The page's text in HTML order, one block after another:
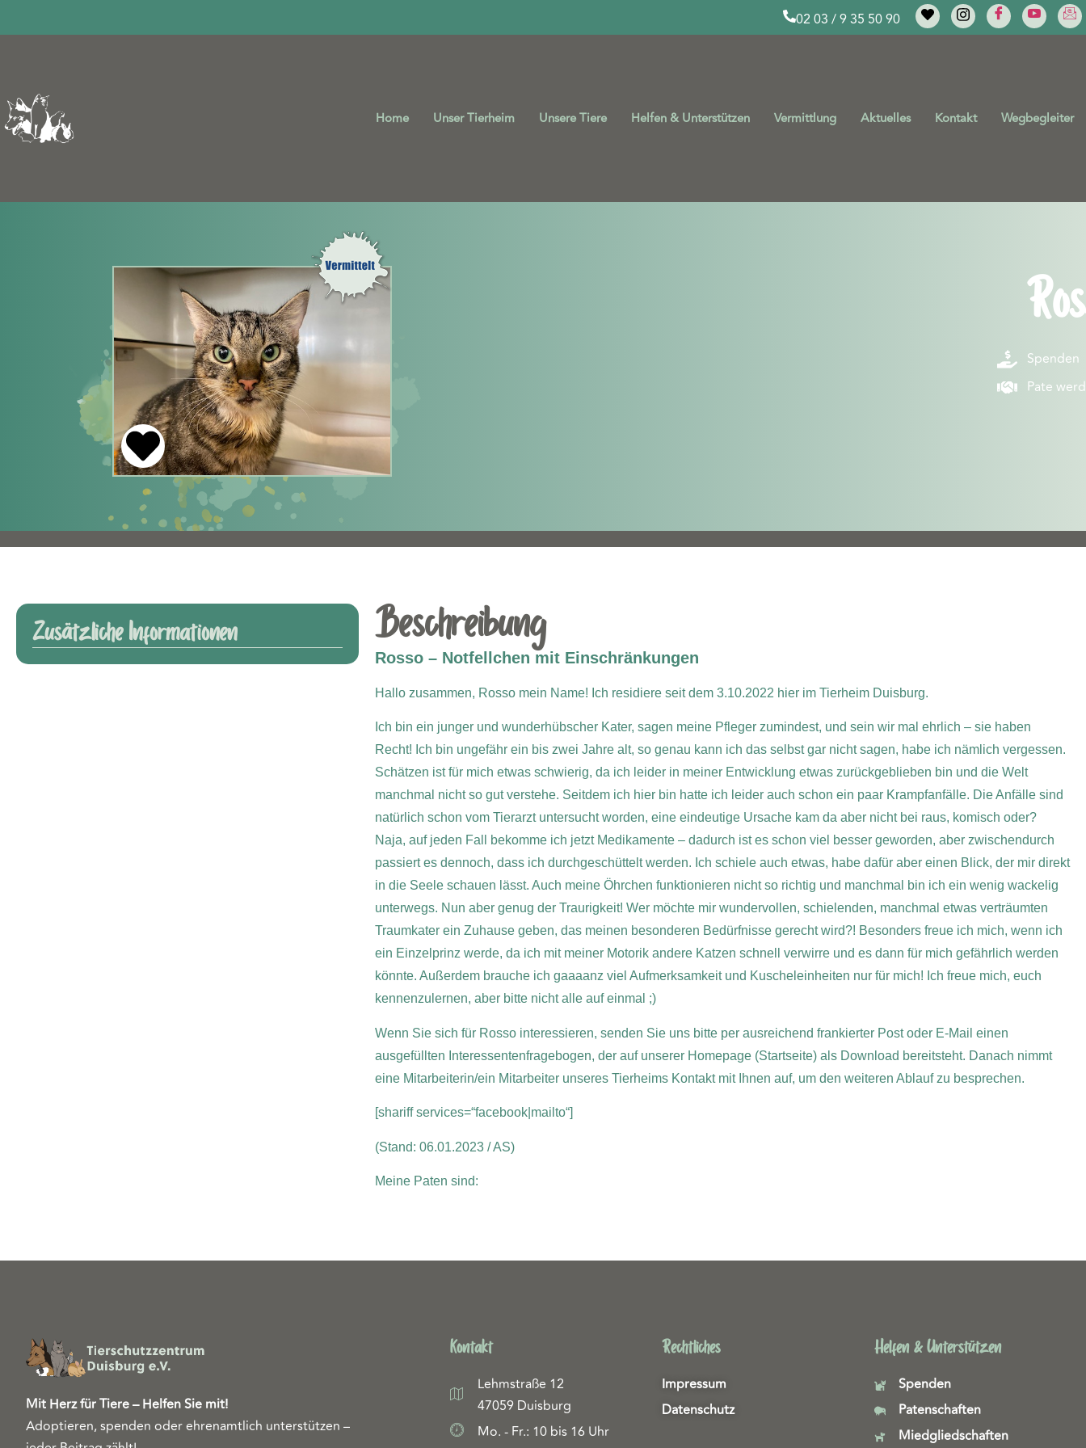
02 03 / 9 35 50 90
Home Unser Tierheim Unsere Tiere Helfen & Unterstützen Vermittlung Aktuelles Kontakt Wegbegleiter
Spenden
Pate
Zusätzliche Informationen Beschreibung
Rosso – Notfellchen mit Einschränkungen
Hallo zusammen, Rosso mein Name! Ich residiere seit dem 3.10.2022 hier im Tierheim Duisburg.
Ich bin ein junger und wunderhübscher Kater, sagen meine Pfleger zumindest, und sein wir mal ehrlich – sie haben
Recht! Ich bin ungefähr ein bis zwei Jahre alt, so genau kann ich das selbst gar nicht sagen, habe ich nämlich vergessen.
Schätzen ist für mich etwas schwierig, da ich leider in meiner Entwicklung etwas zurückgeblieben bin und die Welt
manchmal nicht so gut verstehe. Seitdem ich hier bin hatte ich leider auch schon ein paar Krampfanfälle. Die Anfälle sind
natürlich schon vom Tierarzt untersucht worden, eine eindeutige Ursache kam da aber nicht bei raus, komisch oder?
Naja, auf jeden Fall bekomme ich jetzt Medikamente – dadurch ist es schon viel besser geworden, aber zwischendurch
passiert es dennoch, dass ich durchgeschüttelt werden. Ich schiele auch etwas, habe dafür aber einen Blick, der mir direkt
in die Seele schauen lässt. Auch meine Öhrchen funktionieren nicht so richtig und manchmal bin ich ein wenig wackelig
unterwegs. Nun aber genug der Traurigkeit! Wer möchte mir wundervollen, schielenden, manchmal etwas verträumten
Traumkater ein Zuhause geben, das meinen besonderen Bedürfnisse gerecht wird?! Besonders freue ich mich, wenn ich
ein Einzelprinz werde, da ich mit meiner Motorik andere Katzen schnell verwirre und es dann für mich gefährlich werden
könnte. Außerdem brauche ich gaaaanz viel Aufmerksamkeit und Kuscheleinheiten nur für mich! Ich freue mich, euch
kennenzulernen, aber bitte nicht alle auf einmal ;)
Wenn Sie sich für Rosso interessieren, senden Sie uns bitte per ausreichend frankierter Post oder E-Mail einen
ausgefüllten Interessentenfragebogen, der auf unserer Homepage (Startseite) als Download bereitsteht. Danach nimmt
eine Mitarbeiterin/ein Mitarbeiter unseres Tierheims Kontakt mit Ihnen auf, um den weiteren Ablauf zu besprechen.
[shariff services=“facebook|mailto“]
(Stand: 06.01.2023 / AS)
Meine Paten sind:
Mit Herz für Tiere – Helfen Sie mit!
Adoptieren, spenden oder ehrenamtlich unterstützen –
Kontakt
Lehmstraße 12
47059 Duisburg
Mo. - Fr.: 10 bis 16 Uhr
Rechtliches
Impressum
Datenschutz
Helfen & Unterstützen
Spenden
Patenschaften
Miedgliedschaften